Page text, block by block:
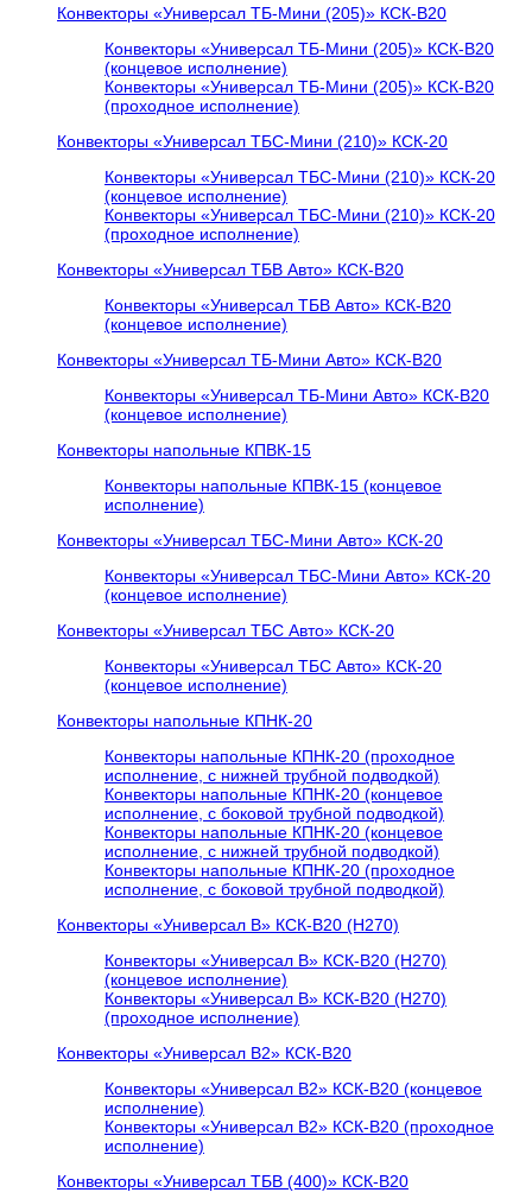
Конвекторы «Универсал ТБ-Мини (205)» КСК-В20
Конвекторы «Универсал ТБ-Мини (205)» КСК-В20
(концевое исполнение)
Конвекторы «Универсал ТБ-Мини (205)» КСК-В20
(проходное исполнение)
Конвекторы «Универсал ТБС-Мини (210)» КСК-20
Конвекторы «Универсал ТБС-Мини (210)» КСК-20
(концевое исполнение)
Конвекторы «Универсал ТБС-Мини (210)» КСК-20
(проходное исполнение)
Конвекторы «Универсал ТБВ Авто» КСК-В20
Конвекторы «Универсал ТБВ Авто» КСК-В20
(концевое исполнение)
Конвекторы «Универсал ТБ-Мини Авто» КСК-В20
Конвекторы «Универсал ТБ-Мини Авто» КСК-В20
(концевое исполнение)
Конвекторы напольные КПВК-15
Конвекторы напольные КПВК-15 (концевое
исполнение)
Конвекторы «Универсал ТБC-Мини Авто» КСК-20
Конвекторы «Универсал ТБC-Мини Авто» КСК-20
(концевое исполнение)
Конвекторы «Универсал ТБC Авто» КСК-20
Конвекторы «Универсал ТБC Авто» КСК-20
(концевое исполнение)
Конвекторы напольные КПНК-20
Конвекторы напольные КПНК-20 (проходное
исполнение, с нижней трубной подводкой)
Конвекторы напольные КПНК-20 (концевое
исполнение, с боковой трубной подводкой)
Конвекторы напольные КПНК-20 (концевое
исполнение, с нижней трубной подводкой)
Конвекторы напольные КПНК-20 (проходное
исполнение, с боковой трубной подводкой)
Конвекторы «Универсал В» КСК-В20 (H270)
Конвекторы «Универсал В» КСК-В20 (H270)
(концевое исполнение)
Конвекторы «Универсал В» КСК-В20 (H270)
(проходное исполнение)
Конвекторы «Универсал В2» КСК-В20
Конвекторы «Универсал В2» КСК-В20 (концевое
исполнение)
Конвекторы «Универсал В2» КСК-В20 (проходное
исполнение)
Конвекторы «Универсал ТБВ (400)» КСК-В20